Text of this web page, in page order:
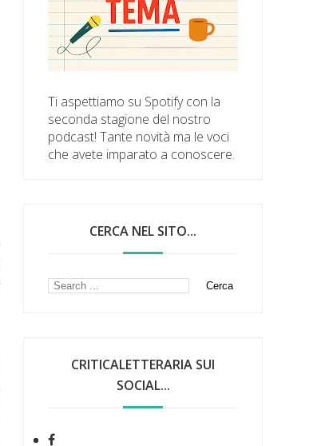
Ti aspettiamo su Spotify con la
seconda stagione del nostro
podcast! Tante novità ma le voci
che avete imparato a conoscere.
CERCA NEL SITO...
CRITICALETTERARIA SUI
SOCIAL...